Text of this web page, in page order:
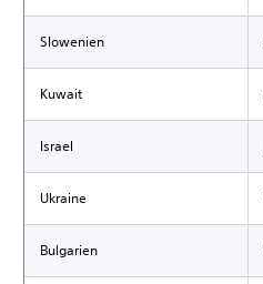
Slowenien
Kuwait
Israel
Ukraine
Bulgarien